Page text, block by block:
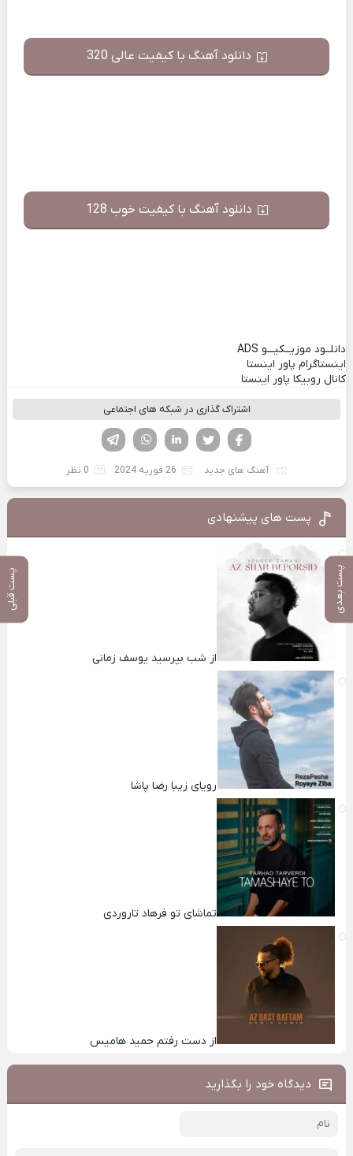
پست بعدی پست قبلی
دانلود آهنگ با کیفیت عالی 320
دانلود آهنگ با کیفیت خوب 128
دانلــود موزیــکیـــو ADS
اینستاگرام پاور اینستا
کانال روبیکا پاور اینستا
اشتراک گذاری در شبکه های اجتماعی
لینکدین تویتر
فیسوک
آهنگ های جدید 26 فوریه 2024 0 نظر
پست های پیشنهادی
از شب بپرسید یوسف زمانی
رویای زیبا رضا پاشا
تماشای تو فرهاد تاروردی
از دست رفتم حمید هامیس
دیدگاه خود را بگذارید